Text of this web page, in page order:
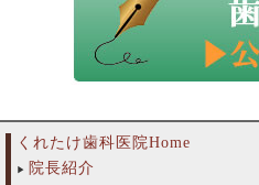
くれたけ歯科医院Home
院長紹介